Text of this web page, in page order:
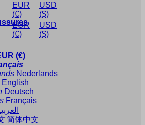
EUR
(€)
USD
($)
EUR
(€)
USD
($)
(€)
Nederlands
English
Deutsch
Français
简体中文